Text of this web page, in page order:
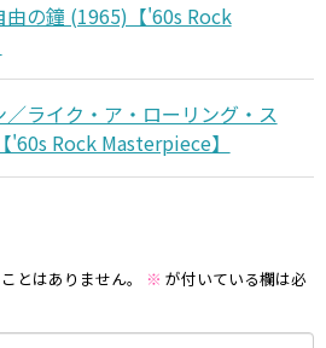
由の鐘 (1965)【'60s Rock
／ライク・ア・ローリング・ス
'60s Rock Masterpiece】
とはありません。 ※ が付いている欄は必